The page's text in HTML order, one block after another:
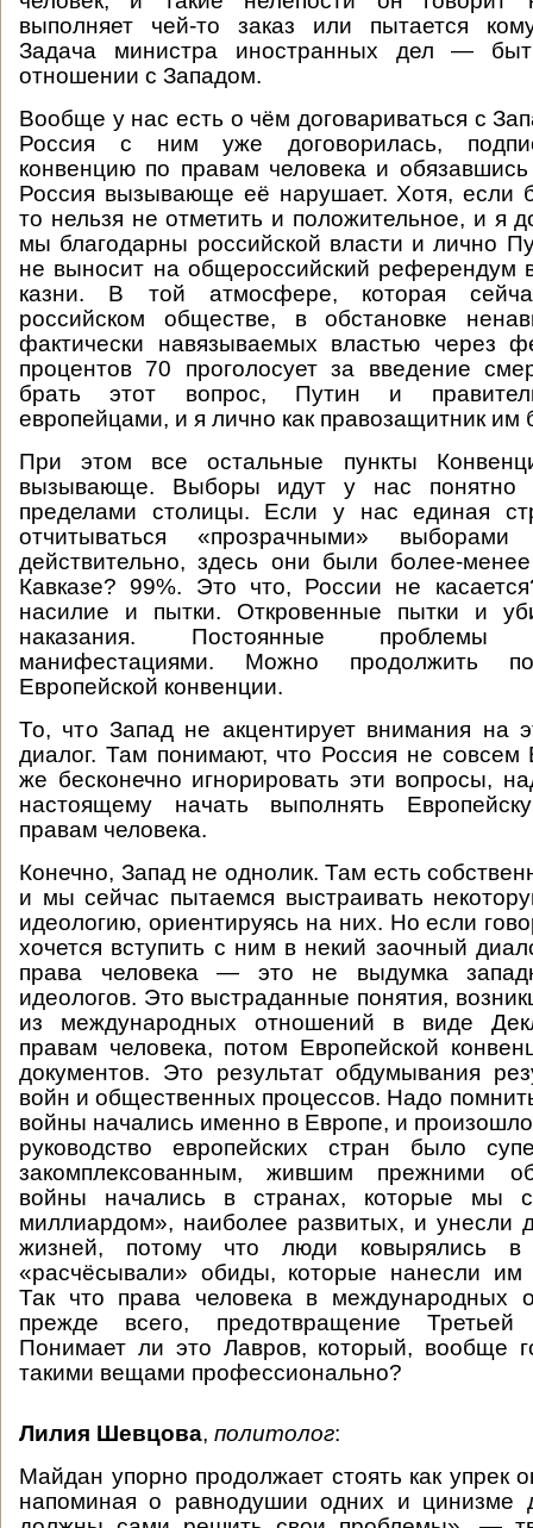
выполняет чей-то заказ или пытается
Задача министра иностранных дел —
отношении с Западом.
Вообще у нас есть о чём договариваться с
Россия с ним уже договорилась,
конвенцию по правам человека и
Россия вызывающе её нарушает. Хотя, если
то нельзя не отметить и положительное, и я
мы благодарны российской власти и лично
не выносит на общероссийский референдум
казни. В той атмосфере, которая
российском обществе, в обстановке
фактически навязываемых властью через
процентов 70 проголосует за введение
брать этот вопрос, Путин и
европейцами, и я лично как правозащитник им
При этом все остальные пункты
вызывающе. Выборы идут у нас понятно
пределами столицы. Если у нас единая
отчитываться «прозрачными»
действительно, здесь они были более-
Кавказе? 99%. Это что, России не
насилие и пытки. Откровенные пытки и
наказания. Постоянные
манифестациями. Можно продолжить
Европейской конвенции.
То, что Запад не акцентирует внимания
диалог. Там понимают, что Россия не совсем
же бесконечно игнорировать эти вопросы,
настоящему начать выполнять
правам человека.
Конечно, Запад не однолик. Там есть
и мы сейчас пытаемся выстраивать
идеологию, ориентируясь на них. Но если
хочется вступить с ним в некий заочный
права человека — это не выдумка
идеологов. Это выстраданные понятия,
из международных отношений в виде
правам человека, потом Европейской
документов. Это результат обдумывания
войн и общественных процессов. Надо
войны начались именно в Европе, и произошло
руководство европейских стран было
закомплексованным, жившим прежними
войны начались в странах, которые мы
миллиардом», наиболее развитых, и унесли
жизней, потому что люди ковырялись
«расчёсывали» обиды, которые нанесли им
Так что права человека в международных
прежде всего, предотвращение
Понимает ли это Лавров, который, вообще
такими вещами профессионально?
Лилия Шевцова, политолог:
Майдан упорно продолжает стоять как упрек
напоминая о равнодушии одних и цинизме